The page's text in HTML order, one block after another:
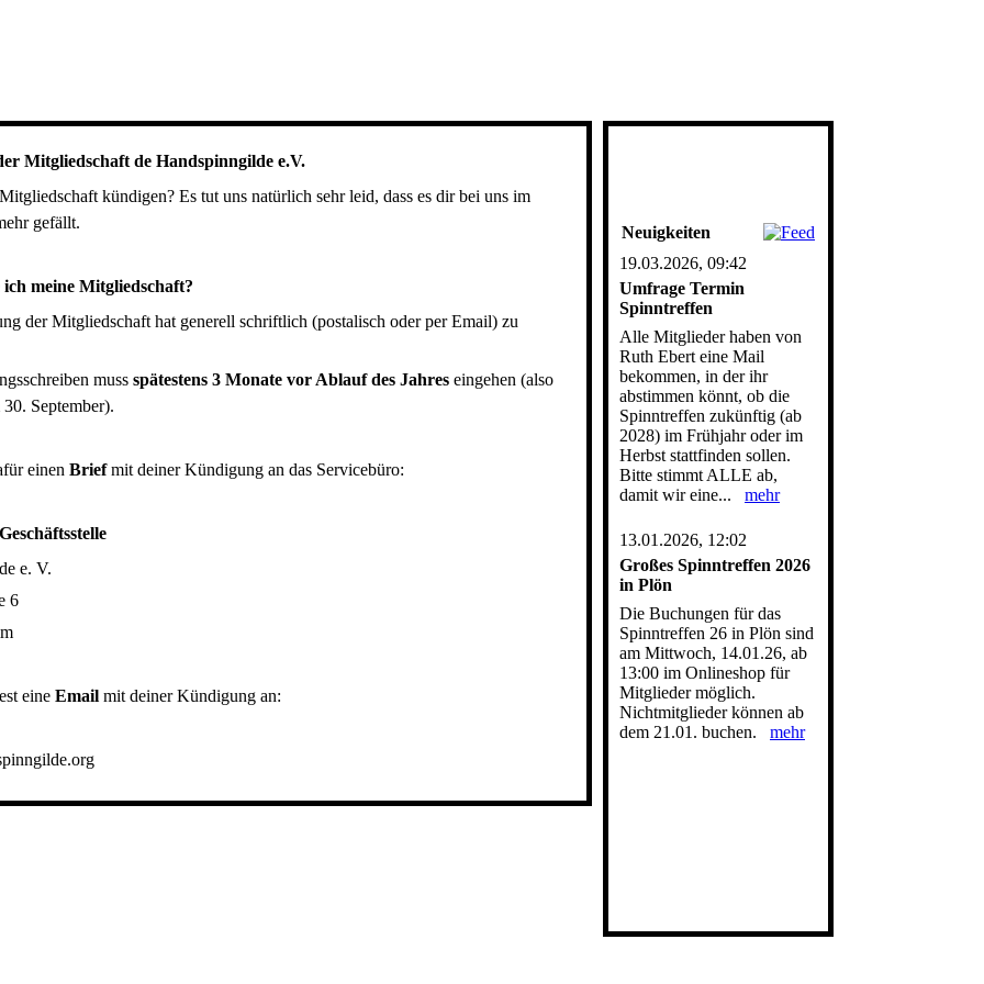
Mitgliedschaft de Handspinngilde e.V.
kündigen? Es tut uns natürlich sehr leid, dass es dir bei uns im
gefällt.
meine Mitgliedschaft?
der Mitgliedschaft hat generell schriftlich (postalisch oder per Email) zu
muss spätestens 3 Monate vor Ablauf des Jahres eingehen (also
30. September).
einen Briefmit deiner Kündigung an das Servicebüro:
e. V.
6
eine Email mit deiner Kündigung an:
Neuigkeiten
19.03.2026, 09:42
Umfrage Termin
Spinntreffen
Alle Mitglieder haben von
Ruth Ebert eine Mail
bekommen, in der ihr
abstimmen könnt, ob die
Spinntreffen zukünftig (ab
2028) im Frühjahr oder im
Herbst stattfinden sollen.
Bitte stimmt ALLE ab,
damit wir eine... mehr
13.01.2026, 12:02
Großes Spinntreffen 2026
in Plön
Die Buchungen für das
Spinntreffen 26 in Plön sind
am Mittwoch, 14.01.26, ab
13:00 im Onlineshop für
Mitglieder möglich.
Nichtmitglieder können ab
dem 21.01. buchen. mehr